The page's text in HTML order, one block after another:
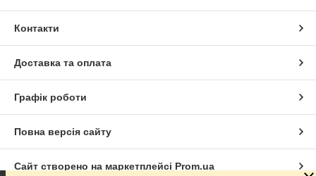
Контакти
Доставка та оплата
Графік роботи
Повна версія сайту
Сайт створено на маркетплейсі Prom.ua